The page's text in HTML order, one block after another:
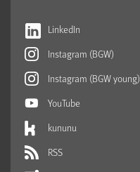
LinkedIn
Instagram (BGW)
Instagram (BGW young)
YouTube
kununu
RSS